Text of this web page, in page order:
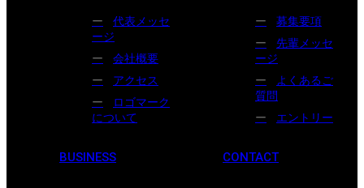
代表メッセ
ージ
会社概要
アクセス
ロゴマーク
について
BUSINESS
募集要項
先輩メッセ
ージ
よくあるご
質問
エントリー
CONTACT